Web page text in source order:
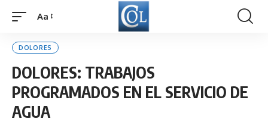
Font
Aa
DOLORES
DOLORES: TRABAJOS
PROGRAMADOS EN EL SERVICIO DE
AGUA